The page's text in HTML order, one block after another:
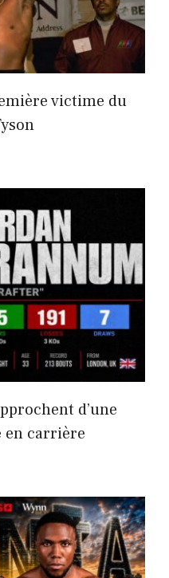
victime du
d’une
en carrière